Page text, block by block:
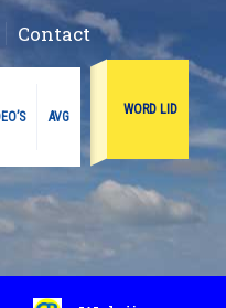
Contact
AVG WORD LID